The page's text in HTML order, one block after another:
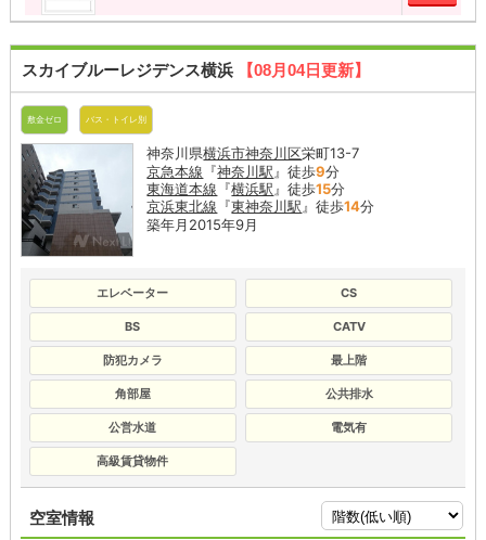
スカイブルーレジデンス横浜 【08月04日更新】
敷金ゼロ バス・トイレ別
神奈川県横浜市神奈川区栄町13-7
京急本線 『神奈川駅』徒歩9分
東海道本線 『横浜駅』徒歩15分
京浜東北線 『東神奈川駅』徒歩14分
築年月2015年9月
エレベーター CS
BS CATV
防犯カメラ 最上階
角部屋 公共排水
公営水道 電気有
高級賃貸物件
空室情報